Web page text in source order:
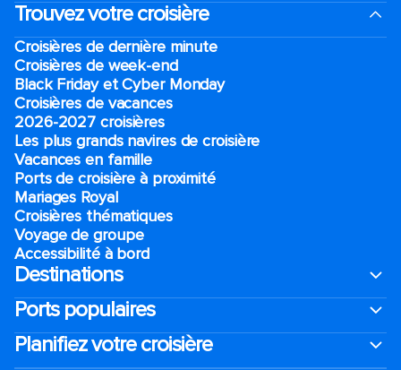
Trouvez votre croisière
Croisières de dernière minute
Croisières de week-end
Black Friday et Cyber Monday
Croisières de vacances
2026-2027 croisières
Les plus grands navires de croisière
Vacances en famille
Ports de croisière à proximité
Mariages Royal
Croisières thématiques
Voyage de groupe​
Accessibilité à bord​
Destinations
Ports populaires
Planifiez votre croisière